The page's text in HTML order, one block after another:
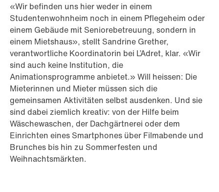
«Wir befinden uns hier weder in einem
Studentenwohnheim noch in einem Pflegeheim oder
einem Gebäude mit Seniorebetreuung, sondern in
einem Mietshaus», stellt Sandrine Grether,
verantwortliche Koordinatorin bei L’Adret, klar. «Wir
sind auch keine Institution, die
Animationsprogramme anbietet.» Will heissen: Die
Mieterinnen und Mieter müssen sich die
gemeinsamen Aktivitäten selbst ausdenken. Und sie
sind dabei ziemlich kreativ: von der Hilfe beim
Wäschewaschen, der Dachgärtnerei oder dem
Einrichten eines Smartphones über Filmabende und
Brunches bis hin zu Sommerfesten und
Weihnachtsmärkten.